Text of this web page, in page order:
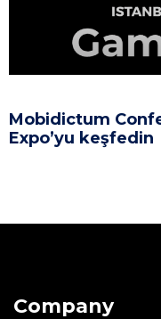
Mobidictum
Expo’yu keşfedin
Company